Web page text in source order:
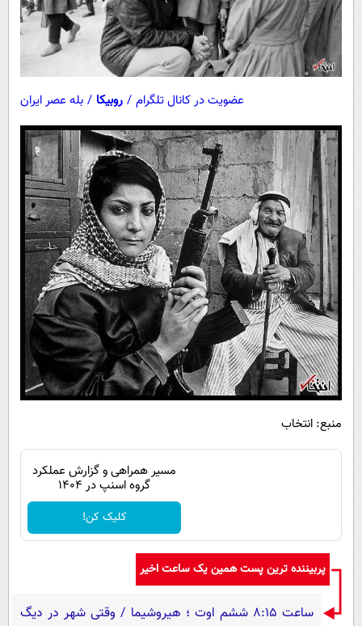
عضویت در کانال تلگرام / روبیکا / بله عصر ایران
منبع: انتخاب
مسیر همراهی و گزارش عملکرد
گروه اسنپ در ۱۴۰۴
کلیک کن!
پربیننده ترین پست همین یک ساعت اخیر
ساعت ۸:۱۵ ششم اوت ؛ هیروشیما / وقتی شهر در دیگ